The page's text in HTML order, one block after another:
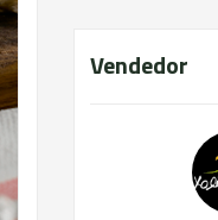
Vendedor